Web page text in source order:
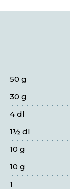
50 g
30 g
4 dl
1½ dl
10 g
10 g
1